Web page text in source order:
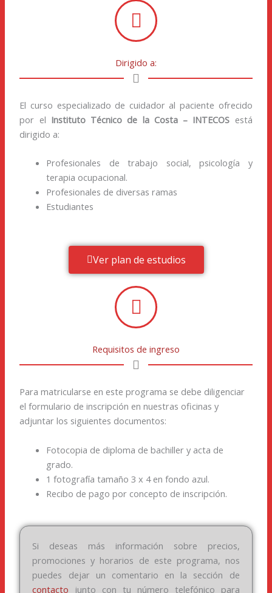
Dirigido a:
El curso especializado de cuidador al paciente ofrecido
por el Instituto Técnico de la Costa – INTECOS está
dirigido a:
Profesionales de trabajo social, psicología y
terapia ocupacional.
Profesionales de diversas ramas
Estudiantes
Ver plan de estudios
Requisitos de ingreso
Para matricularse en este programa se debe diligenciar
el formulario de inscripción en nuestras oficinas y
adjuntar los siguientes documentos:
Fotocopia de diploma de bachiller y acta de
grado.
1 fotografía tamaño 3 x 4 en fondo azul.
Recibo de pago por concepto de inscripción.
Si deseas más información sobre precios,
promociones y horarios de este programa, nos
puedes dejar un comentario en la sección de
contacto junto con tu número telefónico para